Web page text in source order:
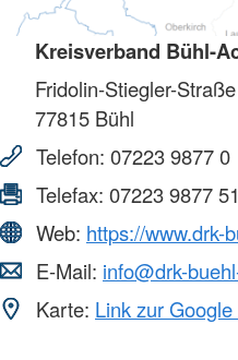
Kreisverband Bühl-
Fridolin-Stiegler-
77815 Bühl
Telefon: 07223 9877 0
Telefax: 07223 9877
Web: https://www.drk-
E-Mail: info@drk-
Karte: Link zur